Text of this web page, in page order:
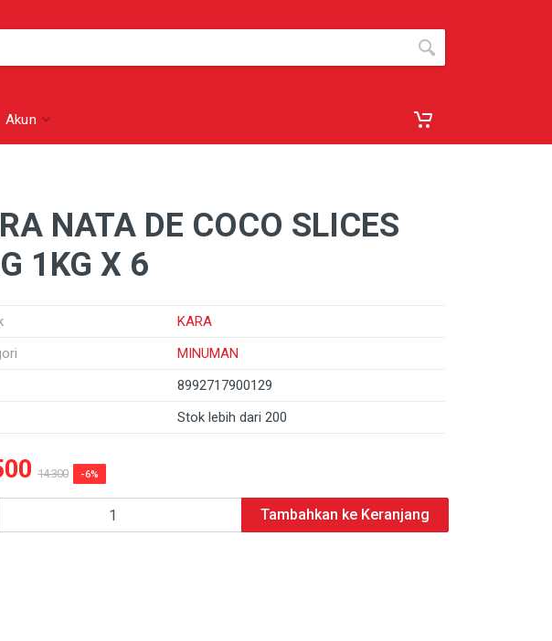
Akun
NATA DE COCO SLICES
1KG X 6
KARA
MINUMAN
8992717900129
Stok lebih dari 200
14.300 -6%
Tambahkan ke Keranjang